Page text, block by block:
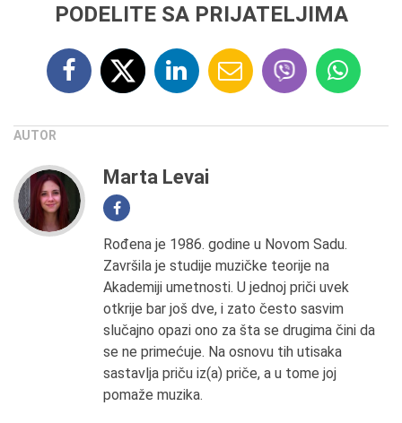
PODELITE SA PRIJATELJIMA
AUTOR
Marta Levai
Rođena je 1986. godine u Novom Sadu.
Završila je studije muzičke teorije na
Akademiji umetnosti. U jednoj priči uvek
otkrije bar još dve, i zato često sasvim
slučajno opazi ono za šta se drugima čini da
se ne primećuje. Na osnovu tih utisaka
sastavlja priču iz(a) priče, a u tome joj
pomaže muzika.